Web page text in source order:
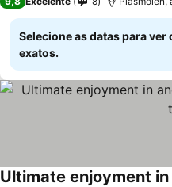
Selecione as datas para ver
exatos.